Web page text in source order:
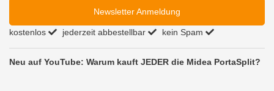
Newsletter Anmeldung
kostenlos jederzeit abbestellbar kein Spam
Neu auf YouTube: Warum kauft JEDER die Midea PortaSplit?